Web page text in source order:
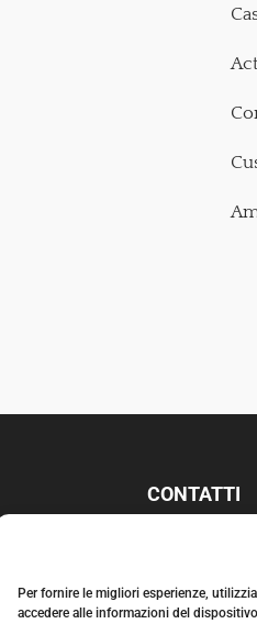
Per fornire le migliori esperienze,
accedere alle informazioni del
CONTATTI
TEL:06